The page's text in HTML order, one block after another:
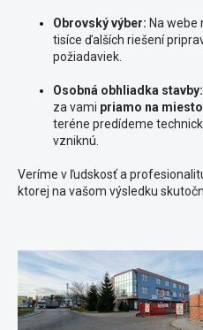
Obrovský výber: Na webe
tisíce ďalších riešení
požiadaviek.
Osobná obhliadka stavby:
za vami priamo na
teréne predídeme
vzniknú.
Veríme v ľudskosť a
ktorej na vašom výsledku